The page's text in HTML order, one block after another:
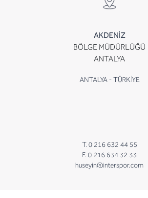
AKDENİZ
BÖLGE MÜDÜRLÜĞÜ
ANTALYA
ANTALYA - TÜRKİYE
T. 0 216 632 44 55
F. 0 216 634 32 33
huseyin@interspor.com